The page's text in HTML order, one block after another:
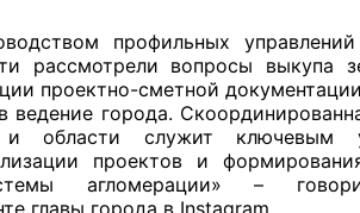
профильных
рассмотрели вопросы выкупа
проектно-сметной
ведение города.
и области служит ключевым
проектов и
агломерации» –
главы города в Instagram.